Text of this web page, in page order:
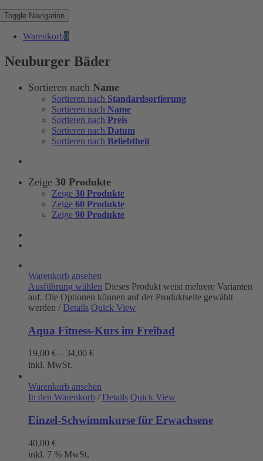
Toggle Navigation
Warenkorb0
Neuburger Bäder
Sortieren nach Name
Sortieren nach Standardsortierung
Sortieren nach Name
Sortieren nach Preis
Sortieren nach Datum
Sortieren nach Beliebtheit
Zeige 30 Produkte
Zeige 30 Produkte
Zeige 60 Produkte
Zeige 90 Produkte
Warenkorb ansehen
Ausführung wählen Dieses Produkt weist mehrere Varianten
auf. Die Optionen können auf der Produktseite gewählt
werden / Details Quick View
Aqua Fitness-Kurs im Freibad
19,00 € – 34,00 €
inkl. MwSt.
Warenkorb ansehen
In den Warenkorb / Details Quick View
Einzel-Schwimmkurse für Erwachsene
40,00 €
inkl. 7 % MwSt.